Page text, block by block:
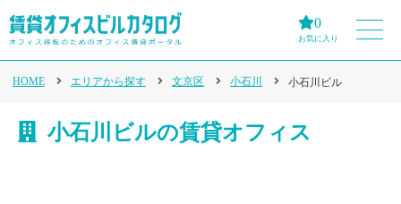
0
お気に入り
HOME エリアから探す 文京区 小石川 小石川ビル
小石川ビルの賃貸オフィス